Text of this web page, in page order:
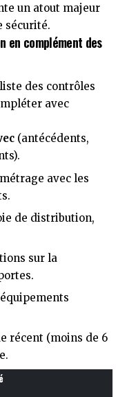
un atout majeur
sécurité.
en complément des
des contrôles
avec
(antécédents,
avec les
de distribution,
sur la
récent (moins de 6